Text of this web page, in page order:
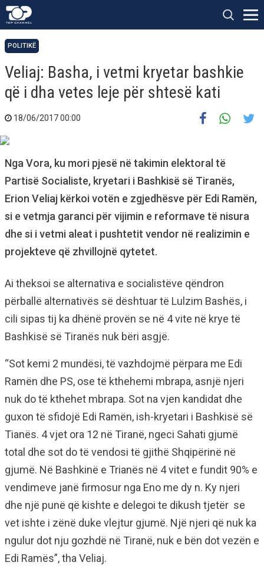
POLITIKË
Veliaj: Basha, i vetmi kryetar bashkie
që i dha vetes leje për shtesë kati
18/06/2017 00:00
Nga Vora, ku mori pjesë në takimin elektoral të
Partisë Socialiste, kryetari i Bashkisë së Tiranës,
Erion Veliaj kërkoi votën e zgjedhësve për Edi Ramën,
si e vetmja garanci për vijimin e reformave të nisura
dhe si i vetmi aleat i pushtetit vendor në realizimin e
projekteve që zhvillojnë qytetet.
Ai theksoi se alternativa e socialistëve qëndron
përballë alternativës së dështuar të Lulzim Bashës, i
cili sipas tij ka dhënë provën se në 4 vite në krye të
Bashkisë së Tiranës nuk bëri asgjë.
“Sot kemi 2 mundësi, të vazhdojmë përpara me Edi
Ramën dhe PS, ose të kthehemi mbrapa, asnjë njeri
nuk do të kthehet mbrapa. Sot na vjen kandidat dhe
guxon të sfidojë Edi Ramën, ish-kryetari i Bashkisë së
Tianës. 4 vjet ora 12 në Tiranë, ngeci Sahati gjumë
total dhe sot do të vendosi të gjithë Shqipërinë në
gjumë. Në Bashkinë e Trianës në 4 vitet e fundit 90% e
vendimeve janë firmosur nga Eno me dy n. Ky njeri
dhe një punë që kishte e delegoi te dikush tjetër se
vet ishte i zënë duke vlejtur gjumë. Një njeri që nuk ka
ngulur dot nju gozhdë në Tiranë, nuk e bën dot vezën e
Edi Ramës”, tha Veliaj.